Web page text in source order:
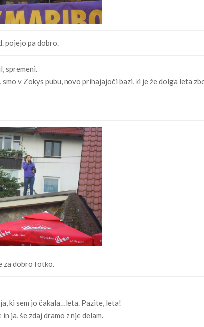
pojejo pa dobro.
spremeni.
v Zokys pubu, novo prihajajoči bazi, ki je že dolga leta
za dobro fotko.
ki sem jo čakala…leta. Pazite, leta!
ja, še zdaj dramo z nje delam.